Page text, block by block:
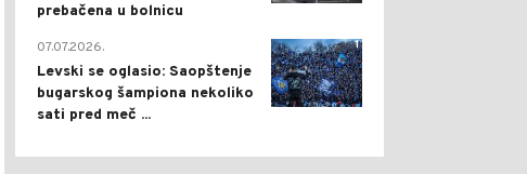
prebačena u bolnicu
1
07.07.2026.
Levski se oglasio: Saopštenje
bugarskog šampiona nekoliko
sati pred meč ...